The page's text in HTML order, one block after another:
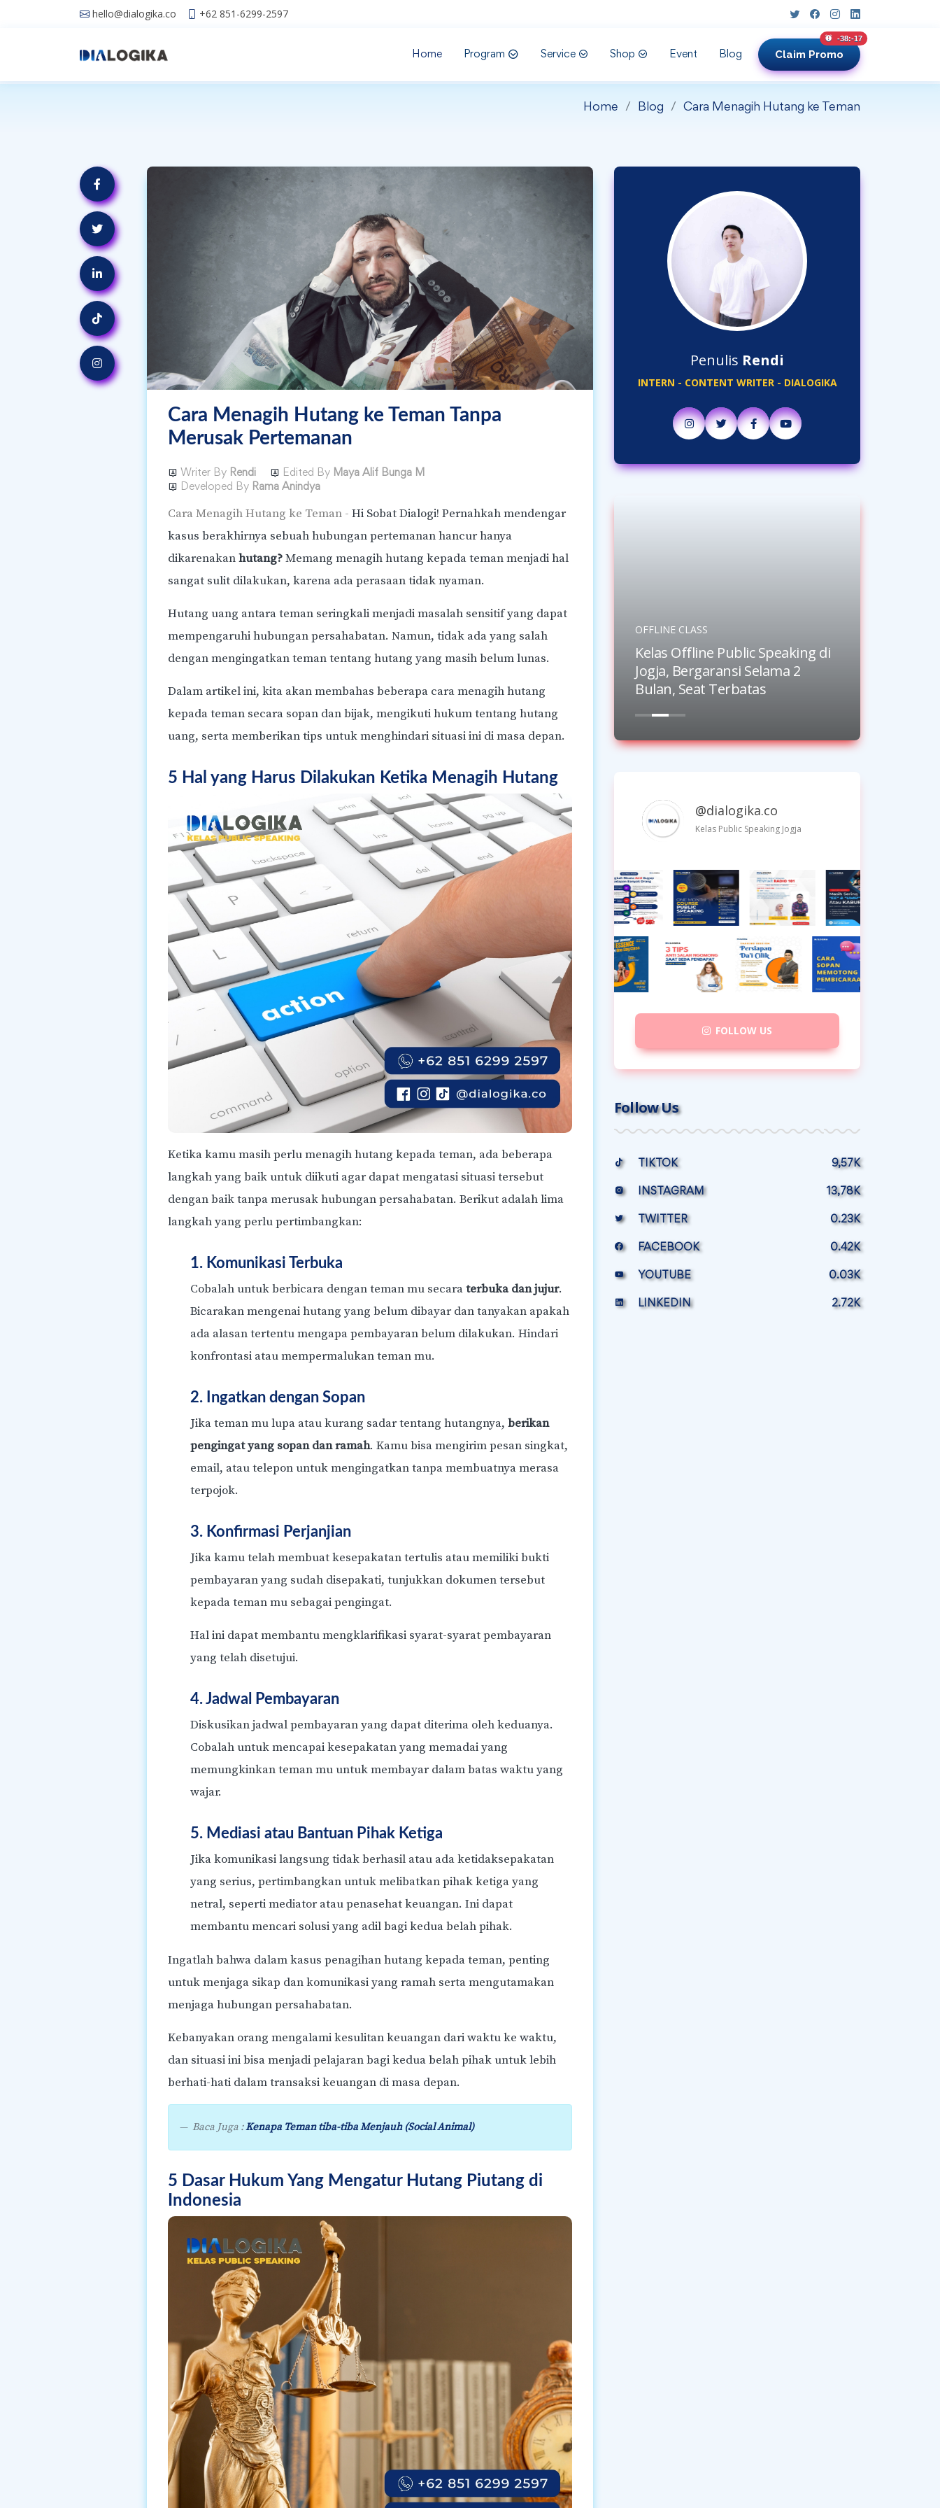
hello@dialogika.co +62 851-6299-2597
Home Program Service Shop Event Blog Claim Promo
-38:-19unread messages
Home Blog Cara Menagih Hutang ke Teman
Cara Menagih Hutang ke Teman Tanpa
Merusak Pertemanan
Writer By Rendi Edited By Maya Alif Bunga M
Developed By Rama Anindya
Cara Menagih Hutang ke Teman - Hi Sobat Dialogi! Pernahkah mendengar
kasus berakhirnya sebuah hubungan pertemanan hancur hanya
dikarenakanhutang?Memang menagih hutang kepada teman menjadi hal
sangat sulit dilakukan, karena ada perasaan tidak nyaman.
Hutang uang antara teman seringkali menjadi masalah sensitif yang dapat
mempengaruhi hubungan persahabatan. Namun, tidak ada yang salah
dengan mengingatkan teman tentang hutang yang masih belum lunas.
Dalam artikel ini, kita akan membahas beberapa cara menagih hutang
kepada teman secara sopan dan bijak, mengikuti hukum tentang hutang
uang, serta memberikan tips untuk menghindari situasi ini di masa depan.
5 Hal yang Harus Dilakukan Ketika Menagih Hutang
Ketika kamu masih perlu menagih hutang kepada teman, ada beberapa
langkah yang baik untuk diikuti agar dapat mengatasi situasi tersebut
dengan baik tanpa merusak hubungan persahabatan. Berikut adalah lima
langkah yang perlu pertimbangkan:
1. Komunikasi Terbuka
Cobalah untuk berbicara dengan teman mu secaraterbuka dan jujur.
Bicarakan mengenai hutang yang belum dibayar dan tanyakan apakah
ada alasan tertentu mengapa pembayaran belum dilakukan. Hindari
konfrontasi atau mempermalukan teman mu.
2. Ingatkan dengan Sopan
Jika teman mu lupa atau kurang sadar tentang hutangnya, berikan
pengingat yang sopan dan ramah. Kamu bisa mengirim pesan singkat,
email, atau telepon untuk mengingatkan tanpa membuatnya merasa
terpojok.
3. Konfirmasi Perjanjian
Jika kamu telah membuat kesepakatan tertulis atau memiliki bukti
pembayaran yang sudah disepakati, tunjukkan dokumen tersebut
kepada teman mu sebagai pengingat.
Hal ini dapat membantu mengklarifikasi syarat-syarat pembayaran
yang telah disetujui.
4. Jadwal Pembayaran
Diskusikan jadwal pembayaran yang dapat diterima oleh keduanya.
Cobalah untuk mencapai kesepakatan yang memadai yang
memungkinkan teman mu untuk membayar dalam batas waktu yang
wajar.
5. Mediasi atau Bantuan Pihak Ketiga
Jika komunikasi langsung tidak berhasil atau ada ketidaksepakatan
yang serius, pertimbangkan untuk melibatkan pihak ketiga yang
netral, seperti mediator atau penasehat keuangan. Ini dapat
membantu mencari solusi yang adil bagi kedua belah pihak.
Ingatlah bahwa dalam kasus penagihan hutang kepada teman, penting
untuk menjaga sikap dan komunikasi yang ramah serta mengutamakan
menjaga hubungan persahabatan.
Kebanyakan orang mengalami kesulitan keuangan dari waktu ke waktu,
dan situasi ini bisa menjadi pelajaran bagi kedua belah pihak untuk lebih
berhati-hati dalam transaksi keuangan di masa depan.
Baca Juga :Kenapa Teman tiba-tiba Menjauh (Social Animal)
5 Dasar Hukum Yang Mengatur Hutang Piutang di
Indonesia
Penulis Rendi
INTERN - CONTENT WRITER - DIALOGIKA
Kursus Public Speaking Online
Anak Selama Sebulan dari umur
5 hingga 15 tahun
ONLINE CLASS
Kelas Basic : Public Speaking
Dialogika, Bergaransi, Selama
Sebulan
OFFLINE CLASS
Kelas Offline Public Speaking di
Jogja, Bergaransi Selama 2
Bulan, Seat Terbatas
@dialogika.co
Kelas Public Speaking Jogja
FOLLOW US
Follow Us
TIKTOK 9,57K
INSTAGRAM 13,78K
TWITTER 0.23K
FACEBOOK 0.42K
YOUTUBE 0.03K
LINKEDIN 2.72K